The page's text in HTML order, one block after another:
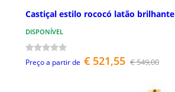
Castiçal estilo rococó latão brilhante
DISPONÍVEL
Preço a partir de € 521,55 € 549,00